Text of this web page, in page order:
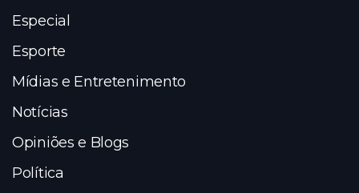
Especial
Esporte
Mídias e Entretenimento
Notícias
Opiniões e Blogs
Política